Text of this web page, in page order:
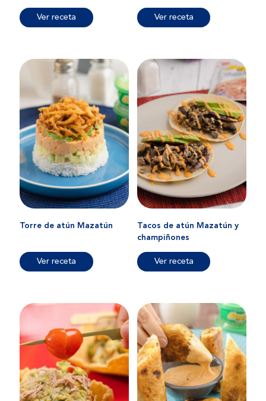
Ver receta Ver receta
Torre de atún Mazatún
Ver receta
Tacos de atún Mazatún y
champiñones
Ver receta